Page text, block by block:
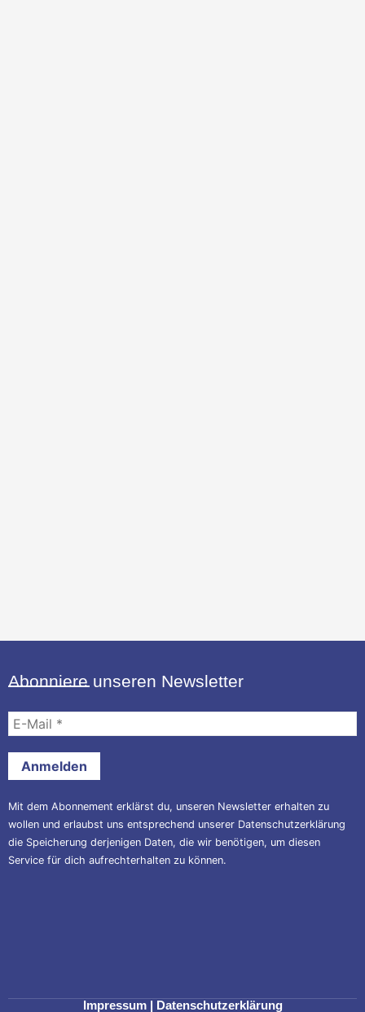
Abonniere unseren Newsletter
Mail
Mit dem Abonnement erklärst du, unseren Newsletter erhalten zu
wollen und erlaubst uns entsprechend unserer Datenschutzerklärung
die Speicherung derjenigen Daten, die wir benötigen, um diesen
Service für dich aufrechterhalten zu können.
Impressum| Datenschutzerklärung